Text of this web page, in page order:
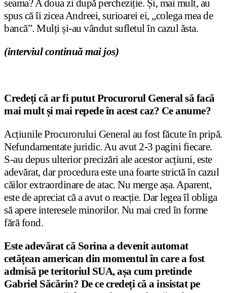
seama? A doua zi după percheziție. Și, mai mult, au
spus că îi zicea Andreei, surioarei ei, „colega mea de
bancă”. Mulți și-au vândut sufletul în cazul ăsta.
(interviul continuă mai jos)
Credeți că ar fi putut Procurorul General să facă
mai mult și mai repede în acest caz? Ce anume?
Acțiunile Procurorului General au fost făcute în pripă.
Nefundamentate juridic. Au avut 2-3 pagini fiecare.
S-au depus ulterior precizări ale acestor acțiuni, este
adevărat, dar procedura este una foarte strictă în cazul
căilor extraordinare de atac. Nu merge așa. Aparent,
este de apreciat că a avut o reacție. Dar legea îl obliga
să apere interesele minorilor. Nu mai cred în forme
fără fond.
Este adevărat că Sorina a devenit automat
cetățean american din momentul în care a fost
admisă pe teritoriul SUA, așa cum pretinde
Gabriel Săcărin? De ce credeți că a insistat pe